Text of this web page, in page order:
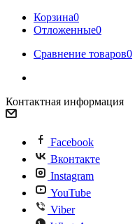
Корзина0
Отложенные0
Сравнение товаров0
Контактная информация
Facebook
Вконтакте
Instagram
YouTube
Viber